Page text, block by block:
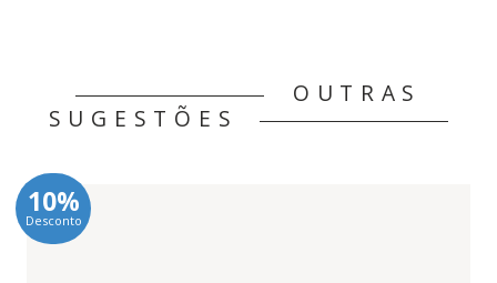
OUTRAS
SUGESTÕES
10%
Desconto